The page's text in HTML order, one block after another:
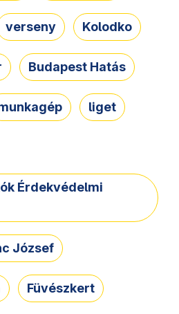
verseny Kolodko
Budapest Hatás
liget
Érdekvédelmi
József
Füvészkert